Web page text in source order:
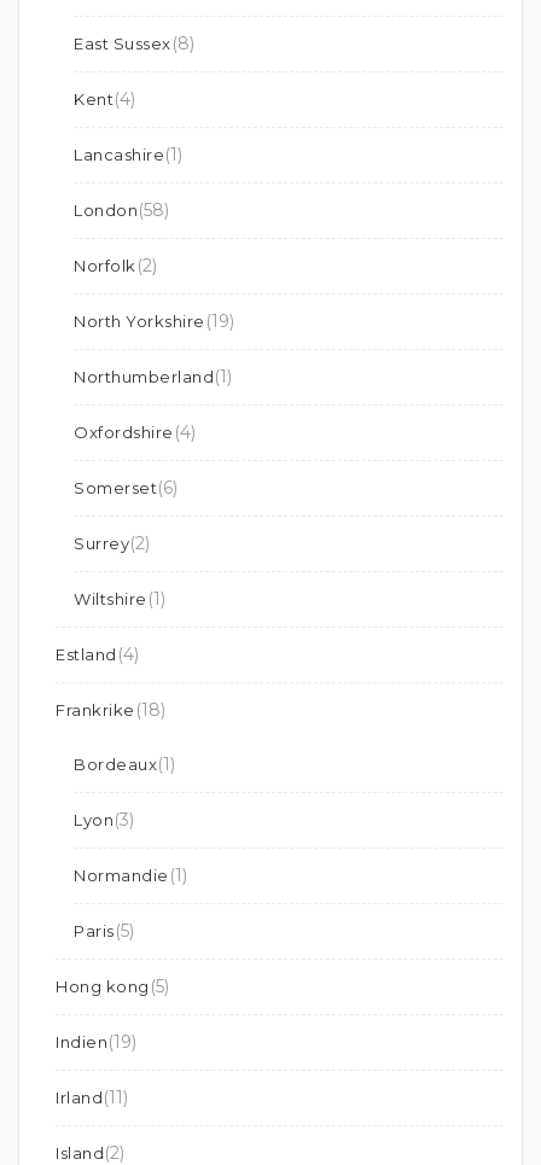
East Sussex(8)
Kent(4)
Lancashire(1)
London(58)
Norfolk (2)
North Yorkshire (19)
Northumberland(1)
Oxfordshire (4)
Somerset(6)
Surrey(2)
Wiltshire (1)
Estland (4)
Frankrike (18)
Bordeaux(1)
Lyon(3)
Normandie (1)
Paris(5)
Hong kong (5)
Indien(19)
Irland(11)
Island(2)